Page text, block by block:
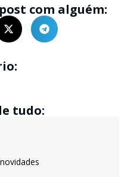
com alguém:
tudo: